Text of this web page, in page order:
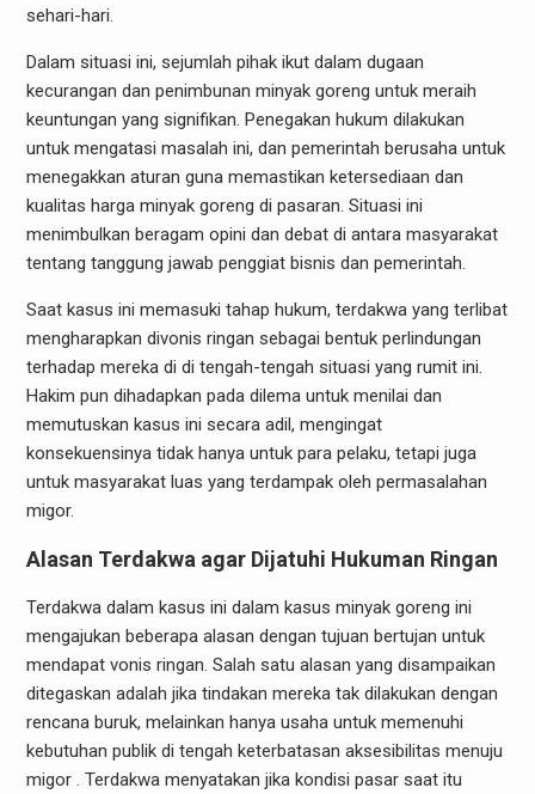
sehari-hari.
Dalam situasi ini, sejumlah pihak ikut dalam dugaan
kecurangan dan penimbunan minyak goreng untuk meraih
keuntungan yang signifikan. Penegakan hukum dilakukan
untuk mengatasi masalah ini, dan pemerintah berusaha untuk
menegakkan aturan guna memastikan ketersediaan dan
kualitas harga minyak goreng di pasaran. Situasi ini
menimbulkan beragam opini dan debat di antara masyarakat
tentang tanggung jawab penggiat bisnis dan pemerintah.
Saat kasus ini memasuki tahap hukum, terdakwa yang terlibat
mengharapkan divonis ringan sebagai bentuk perlindungan
terhadap mereka di di tengah-tengah situasi yang rumit ini.
Hakim pun dihadapkan pada dilema untuk menilai dan
memutuskan kasus ini secara adil, mengingat
konsekuensinya tidak hanya untuk para pelaku, tetapi juga
untuk masyarakat luas yang terdampak oleh permasalahan
migor.
Alasan Terdakwa agar Dijatuhi Hukuman Ringan
Terdakwa dalam kasus ini dalam kasus minyak goreng ini
mengajukan beberapa alasan dengan tujuan bertujan untuk
mendapat vonis ringan. Salah satu alasan yang disampaikan
ditegaskan adalah jika tindakan mereka tak dilakukan dengan
rencana buruk, melainkan hanya usaha untuk memenuhi
kebutuhan publik di tengah keterbatasan aksesibilitas menuju
migor . Terdakwa menyatakan jika kondisi pasar saat itu